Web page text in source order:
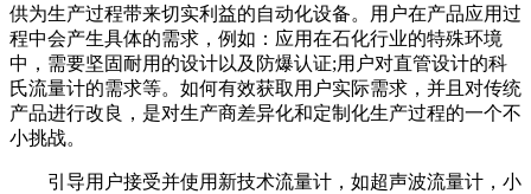
供为生产过程带来切实利益的自动化设备。用户在产品应用过
程中会产生具体的需求，例如：应用在石化行业的特殊环境
中，需要坚固耐用的设计以及防爆认证;用户对直管设计的科
氏流量计的需求等。如何有效获取用户实际需求，并且对传统
产品进行改良，是对生产商差异化和定制化生产过程的一个不
小挑战。
引导用户接受并使用新技术流量计，如超声波流量计，小